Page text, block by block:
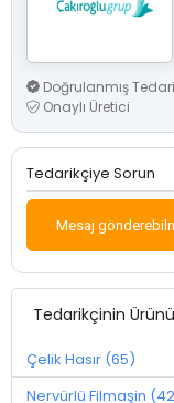
Doğrulanmış
Onaylı Üretici
Tedarikçiye Sorun
Mesaj
Tedarikçinin
Çelik Hasır (65)
Nervürlü Filmaşin